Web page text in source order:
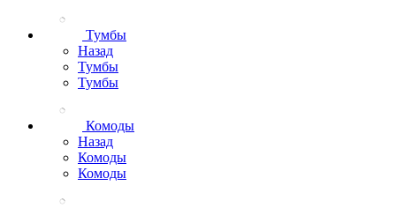
Тумбы
Назад
Тумбы
Тумбы
Комоды
Назад
Комоды
Комоды